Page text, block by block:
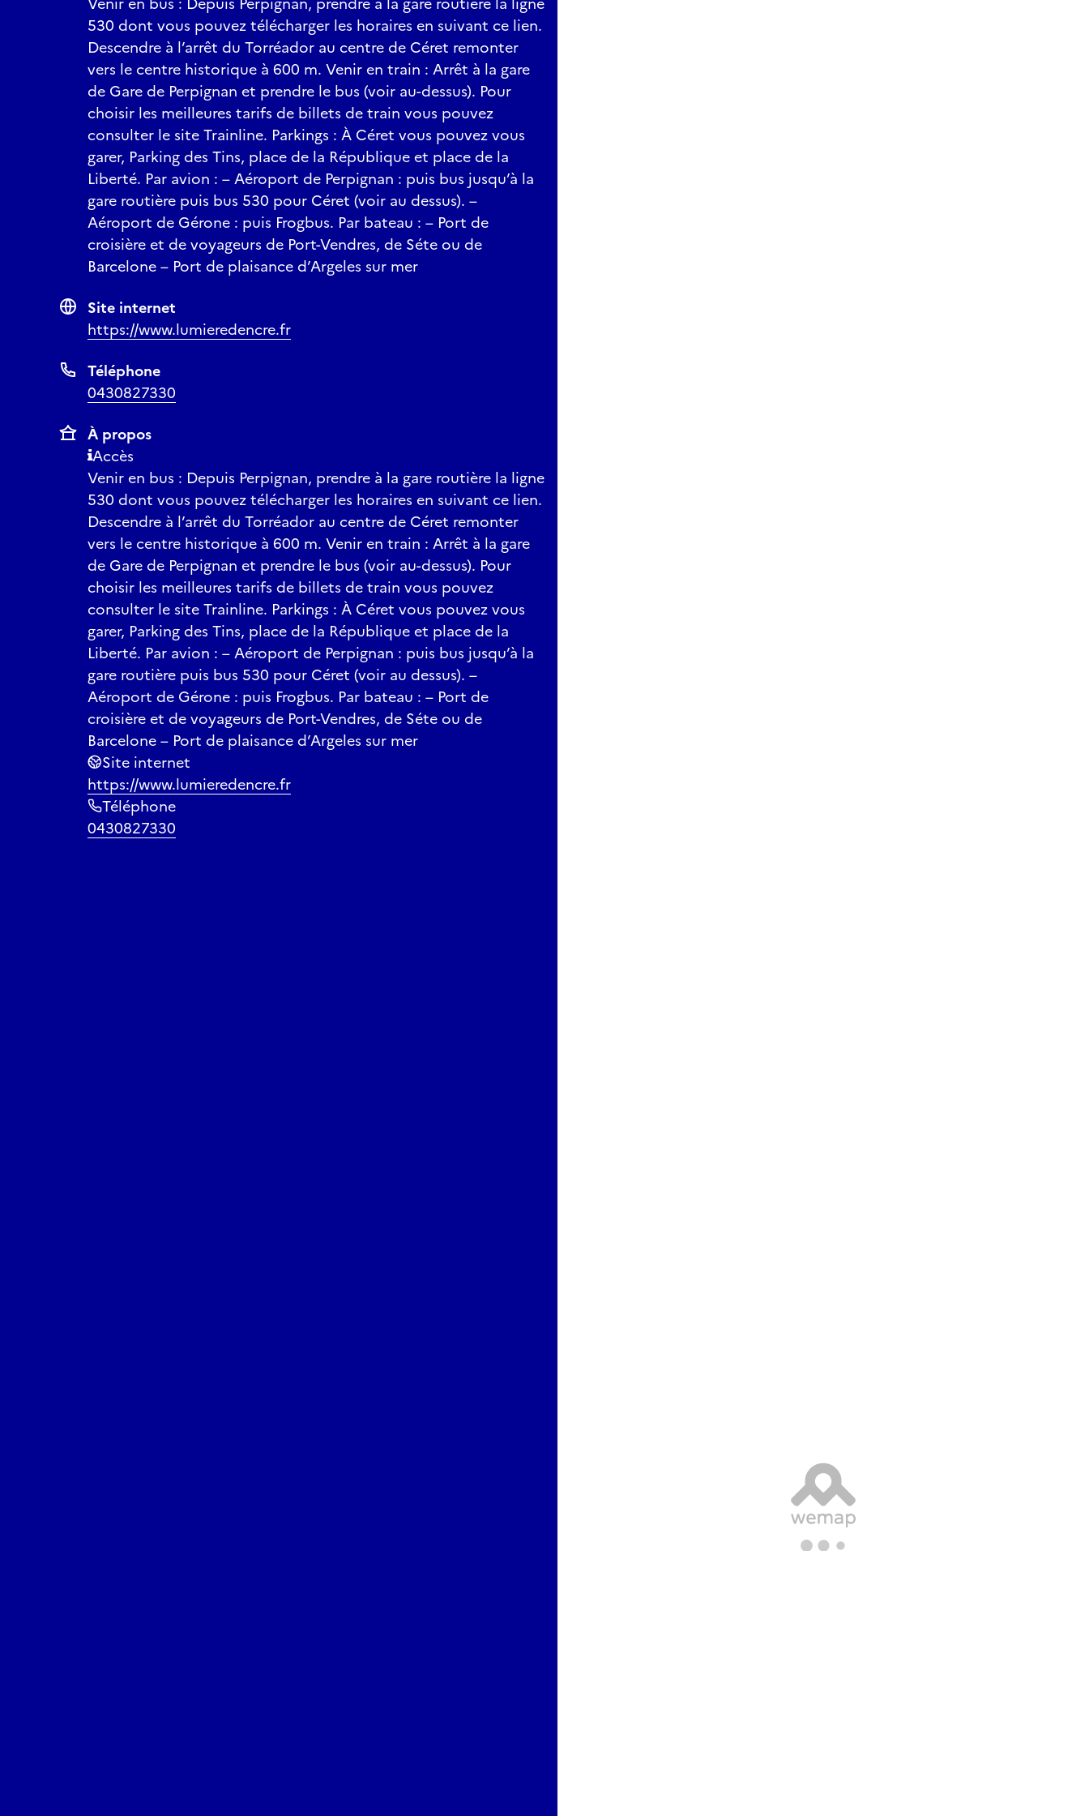
530 dont vous pouvez télécharger les horaires en suivant ce lien.
Descendre à l’arrêt du Torréador au centre de Céret remonter
vers le centre historique à 600 m. Venir en train : Arrêt à la gare
de Gare de Perpignan et prendre le bus (voir au-dessus). Pour
choisir les meilleures tarifs de billets de train vous pouvez
consulter le site Trainline. Parkings : À Céret vous pouvez vous
garer, Parking des Tins, place de la République et place de la
Liberté. Par avion : – Aéroport de Perpignan : puis bus jusqu’à la
gare routière puis bus 530 pour Céret (voir au dessus). –
Aéroport de Gérone : puis Frogbus. Par bateau : – Port de
croisière et de voyageurs de Port-Vendres, de Séte ou de
Barcelone – Port de plaisance d’Argeles sur mer
Site internet
https://www.lumieredencre.fr
Téléphone
0430827330
À propos
Accès
Venir en bus : Depuis Perpignan, prendre à la gare routière la ligne
530 dont vous pouvez télécharger les horaires en suivant ce lien.
Descendre à l’arrêt du Torréador au centre de Céret remonter
vers le centre historique à 600 m. Venir en train : Arrêt à la gare
de Gare de Perpignan et prendre le bus (voir au-dessus). Pour
choisir les meilleures tarifs de billets de train vous pouvez
consulter le site Trainline. Parkings : À Céret vous pouvez vous
garer, Parking des Tins, place de la République et place de la
Liberté. Par avion : – Aéroport de Perpignan : puis bus jusqu’à la
gare routière puis bus 530 pour Céret (voir au dessus). –
Aéroport de Gérone : puis Frogbus. Par bateau : – Port de
croisière et de voyageurs de Port-Vendres, de Séte ou de
Barcelone – Port de plaisance d’Argeles sur mer
Site internet
https://www.lumieredencre.fr
Téléphone
0430827330